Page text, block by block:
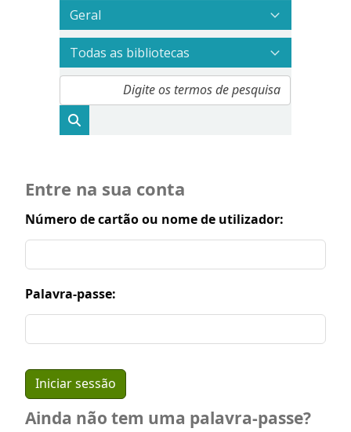
Entre na sua conta
Número de cartão ou nome de utilizador:
Palavra-passe:
Ainda não tem uma palavra-passe?